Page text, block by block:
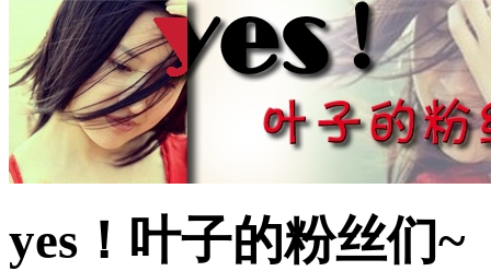
yes！叶子的粉丝们~